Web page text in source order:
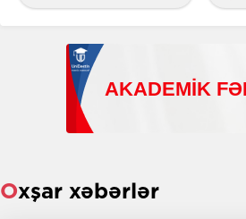
Oxşar xəbərlər